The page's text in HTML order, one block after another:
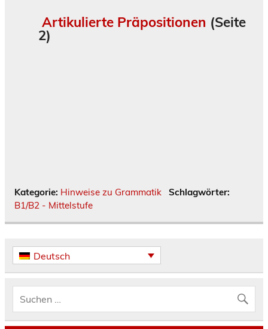
Artikulierte Präpositionen (Seite
2)
Kategorie: Hinweise zu Grammatik
Schlagwörter:
B1/B2 - Mittelstufe
Deutsch